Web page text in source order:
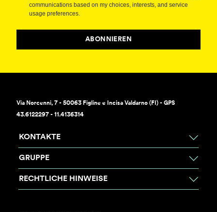
communications based on my choices, interests, and service
usage preferences.
ABONNIEREN
Via Norcenni, 7 - 50063 Figline e Incisa Valdarno (FI) - GPS
43.6122297 - 11.4136314
KONTAKTE
GRUPPE
RECHTLICHE HINWEISE